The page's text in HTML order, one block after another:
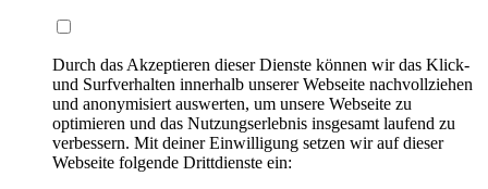
Durch das Akzeptieren dieser Dienste können wir das Klick-
und Surfverhalten innerhalb unserer Webseite nachvollziehen
und anonymisiert auswerten, um unsere Webseite zu
optimieren und das Nutzungserlebnis insgesamt laufend zu
verbessern. Mit deiner Einwilligung setzen wir auf dieser
Webseite folgende Drittdienste ein: